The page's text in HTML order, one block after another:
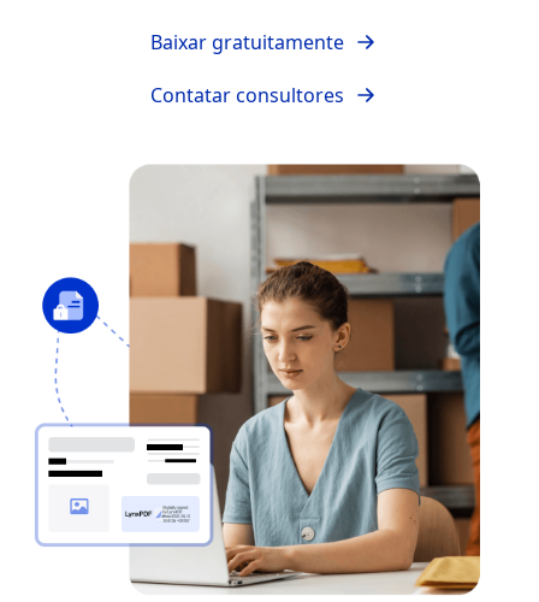
Baixar gratuitamente
Contatar consultores